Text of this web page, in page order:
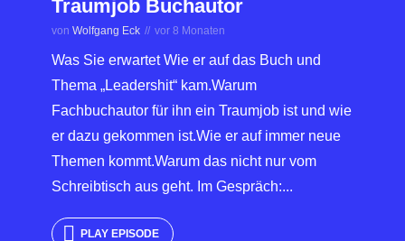
Traumjob Buchautor
von Wolfgang Eck vor 8 Monaten
Was Sie erwartet Wie er auf das Buch und
Thema „Leadershit“ kam.Warum
Fachbuchautor für ihn ein Traumjob ist und wie
er dazu gekommen ist.Wie er auf immer neue
Themen kommt.Warum das nicht nur vom
Schreibtisch aus geht. Im Gespräch:...
PLAY EPISODE